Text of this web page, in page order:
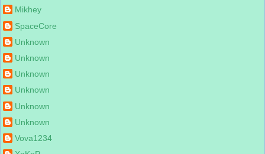
Mikhey
SpaceCore
Unknown
Unknown
Unknown
Unknown
Unknown
Unknown
Vova1234